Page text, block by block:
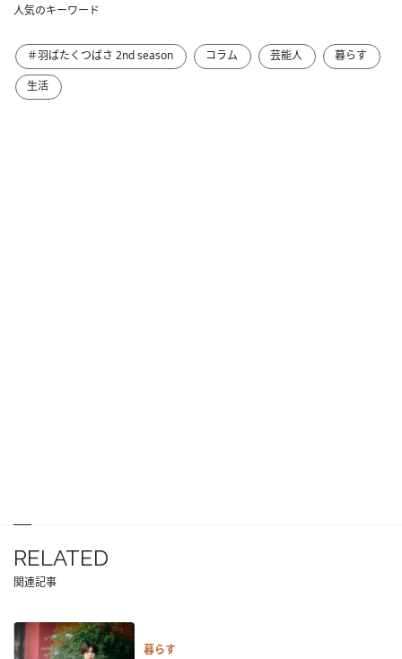
人気のキーワード
＃羽ばたくつばさ 2nd season コラム 芸能人
暮らす
生活
RELATED
関連記事
暮らす